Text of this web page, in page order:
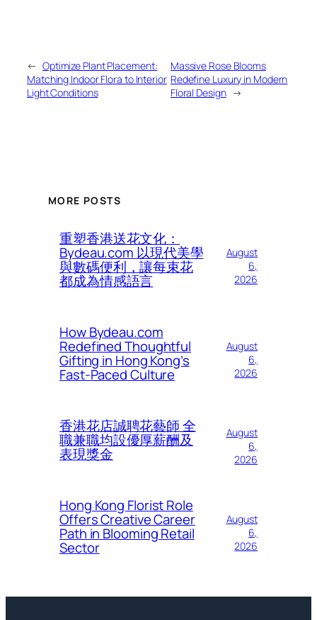
← Optimize Plant Placement:
Matching Indoor Flora to Interior
Light Conditions
Massive Rose Blooms
Redefine Luxury in Modern
Floral Design →
MORE POSTS
重塑香港送花文化：
Bydeau.com 以現代美學
與數碼便利，讓每束花
都成為情感語言
August
6,
2026
How Bydeau.com
Redefined Thoughtful
Gifting in Hong Kong’s
Fast-Paced Culture
August
6,
2026
香港花店誠聘花藝師 全
職兼職均設優厚薪酬及
表現獎金
August
6,
2026
Hong Kong Florist Role
Offers Creative Career
Path in Blooming Retail
Sector
August
6,
2026